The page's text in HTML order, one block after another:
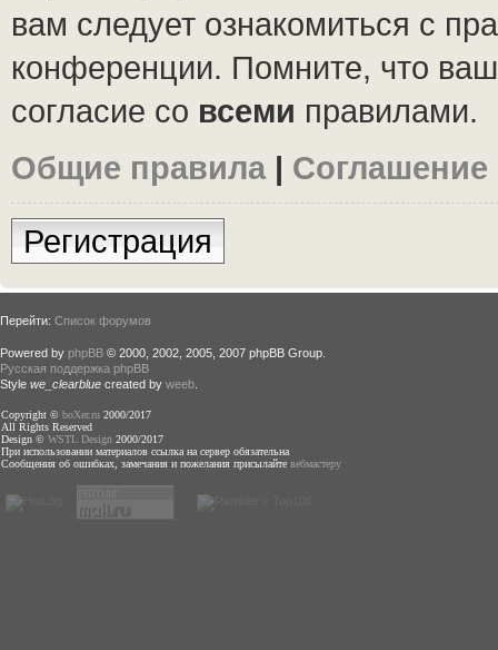
вам следует ознакомиться с
конференции. Помните, что
согласие со всеми правилами.
Общие правила |
Регистрация
Перейти: Список форумов
Powered by phpBB © 2000, 2002, 2005, 2007 phpBB Group.
Русская поддержка phpBB
Style we_clearblue created by weeb
Copyright © boXer.ru 2000/2017
All Rights Reserved
Design © WSTL Design 2000/2017
При использовании материалов ссылка на сервер обязательна
Сообщения об ошибках, замечания и пожелания присылайте вебмастеру